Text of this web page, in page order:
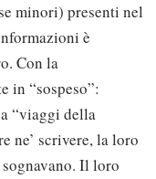
minori) presenti nel
è
Con la
in “sospeso”:
“viaggi della
ne’ scrivere, la loro
Il loro